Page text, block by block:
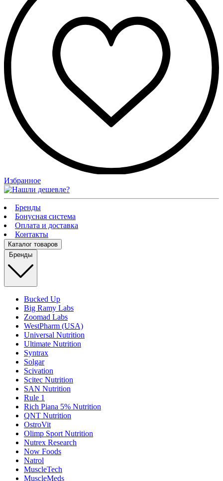
Избранное
Бренды
Бонусная система
Оплата и доставка
Контакты
Каталог товаров
Бренды
Bucked Up
Big Ramy Labs
Zoomad Labs
WestPharm (USA)
Universal Nutrition
Ultimate Nutrition
Syntrax
Solgar
Scivation
Scitec Nutrition
SAN Nutrition
Rule 1
Rich Piana 5% Nutrition
QNT Nutrition
OstroVit
Olimp Sport Nutrition
Nutrex Research
Now Foods
Natrol
MuscleTech
MuscleMeds